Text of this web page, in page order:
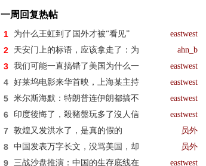
一周回复热帖
1 为什么王虹到了国外才被“看见” eastwest
2 天安门上的标语，应该拿走了：为 ahn_b
3 我们可能一直搞错了美国为什么一 eastwest
4 好莱坞电影来华首映，上海某主持 eastwest
5 米尔斯海默：特朗普连伊朗都搞不 eastwest
6 印度後悔了，殺豬盤玩多了沒人信 eastwest
7 敦煌又发洪水了，是真的假的 员外
8 中国发表万字长文，没骂美国，却 员外
9 三战沙盘推演：中国的生存底线在 eastwest